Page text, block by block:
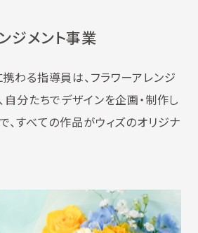
ジメント事業
わる指導員は、フラワーアレンジ
自分たちでデザインを企画・制作し
、すべての作品がウィズのオリジナ